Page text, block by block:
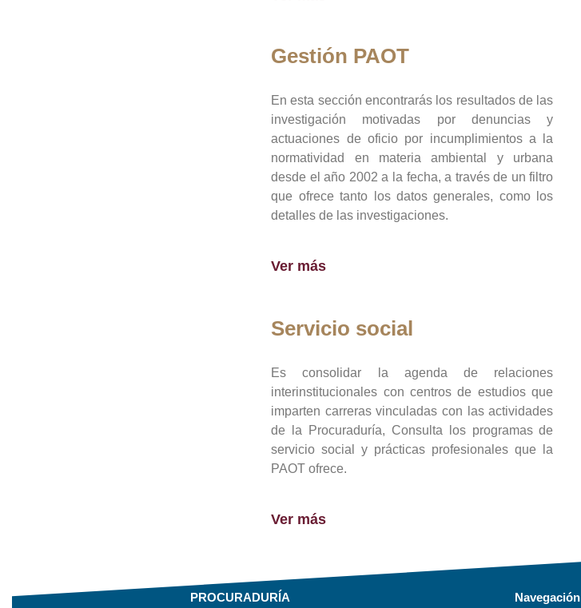
Gestión PAOT
En esta sección encontrarás los resultados de las
investigación motivadas por denuncias y
actuaciones de oficio por incumplimientos a la
normatividad en materia ambiental y urbana
desde el año 2002 a la fecha, a través de un filtro
que ofrece tanto los datos generales, como los
detalles de las investigaciones.
Ver más
Servicio social
Es consolidar la agenda de relaciones
interinstitucionales con centros de estudios que
imparten carreras vinculadas con las actividades
de la Procuraduría, Consulta los programas de
servicio social y prácticas profesionales que la
PAOT ofrece.
Ver más
PROCURADURÍA Navegación